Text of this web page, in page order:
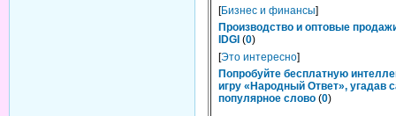
[Бизнес и финансы]
Производство и оптовые
IDGI (0)
[Это интересно]
Попробуйте бесплатную
игру «Народный Ответ», угадав
популярное слово (0)